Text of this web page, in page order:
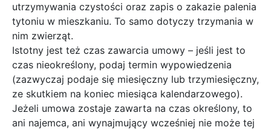
utrzymywania czystości oraz zapis o zakazie palenia
tytoniu w mieszkaniu. To samo dotyczy trzymania w
nim zwierząt.
Istotny jest też czas zawarcia umowy – jeśli jest to
czas nieokreślony, podaj termin wypowiedzenia
(zazwyczaj podaje się miesięczny lub trzymiesięczny,
ze skutkiem na koniec miesiąca kalendarzowego).
Jeżeli umowa zostaje zawarta na czas określony, to
ani najemca, ani wynajmujący wcześniej nie może tej